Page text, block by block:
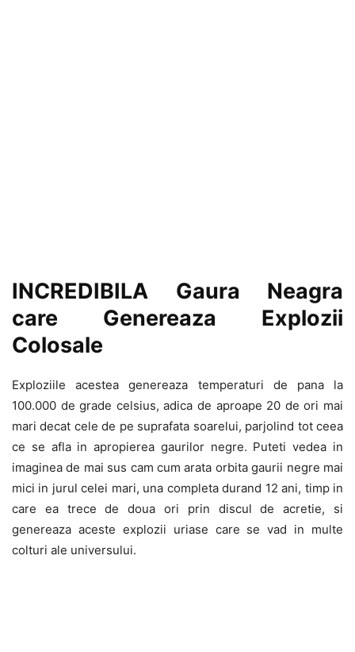
INCREDIBILA Gaura Neagra
care Genereaza Explozii
Colosale
Exploziile acestea genereaza temperaturi de pana la
100.000 de grade celsius, adica de aproape 20 de ori mai
mari decat cele de pe suprafata soarelui, parjolind tot ceea
ce se afla in apropierea gaurilor negre. Puteti vedea in
imaginea de mai sus cam cum arata orbita gaurii negre mai
mici in jurul celei mari, una completa durand 12 ani, timp in
care ea trece de doua ori prin discul de acretie, si
genereaza aceste explozii uriase care se vad in multe
colturi ale universului.